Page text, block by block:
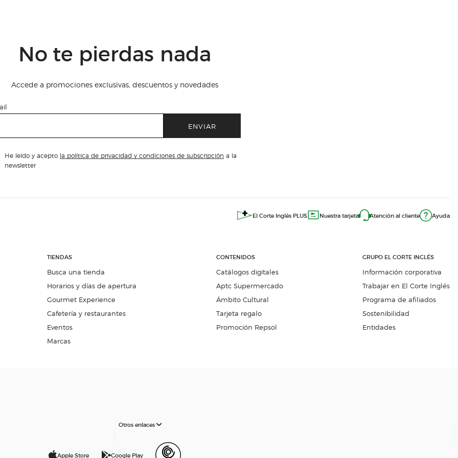
No te pierdas nada
Accede a promociones exclusivas, descuentos y novedades
ENVIAR
He leído y acepto la política de privacidad y condiciones de subscripción a la
newsletter
El Corte Inglés PLUS Nuestra tarjeta Atención al cliente Ayuda
TIENDAS
Busca una tienda
Horarios y días de apertura
Gourmet Experience
Cafetería y restaurantes
Eventos
Marcas
CONTENIDOS
Catálogos digitales
Aptc Supermercado
Ámbito Cultural
Tarjeta regalo
Promoción Repsol
GRUPO EL CORTE INGLÉS
Información corporativa
Trabajar en El Corte Inglés
Programa de afiliados
Sostenibilidad
Entidades
Otros enlaces
Apple Store Google Play